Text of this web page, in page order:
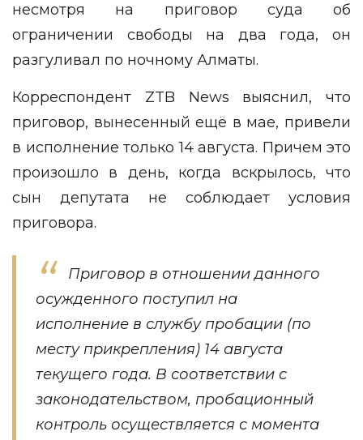
несмотря на приговор суда об
ограничении свободы на два года, он
разгуливал по ночному Алматы.
Корреспондент ZTB News выяснил, что
приговор, вынесенный ещё в мае, привели
в исполнение только 14 августа. Причем это
произошло в день, когда вскрылось, что
сын депутата не соблюдает условия
приговора.
Приговор в отношении данного
осужденного поступил на
исполнение в службу пробации (по
месту прикрепления) 14 августа
текущего года. В соответствии с
законодательством, пробационный
контроль осуществляется с момента